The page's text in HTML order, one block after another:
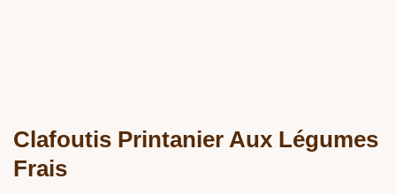
Clafoutis Printanier Aux Légumes
Frais